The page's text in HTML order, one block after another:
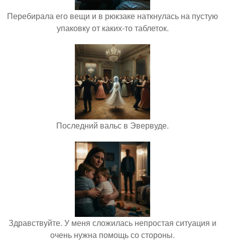
Перебирала его вещи и в рюкзаке наткнулась на пустую
упаковку от каких-то таблеток.
Последний вальс в Эвервуде.
Здравствуйте. У меня сложилась непростая ситуация и
очень нужна помощь со стороны.